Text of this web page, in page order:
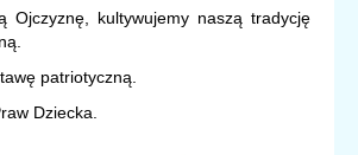
Ojczyznę, kultywujemy naszą tradycję
patriotyczną.
Dziecka.